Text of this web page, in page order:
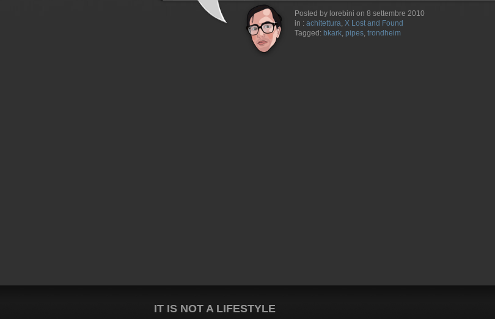
Posted by lorebini on 8 settembre 2010
in : achitettura, X Lost and Found
Tagged: bkark, pipes, trondheim
IT IS NOT A LIFESTYLE